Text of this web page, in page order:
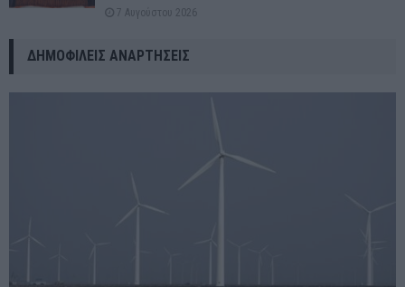
7 Αυγούστου 2026
ΔΗΜΟΦΙΛΕΊΣ ΑΝΑΡΤΉΣΕΙΣ